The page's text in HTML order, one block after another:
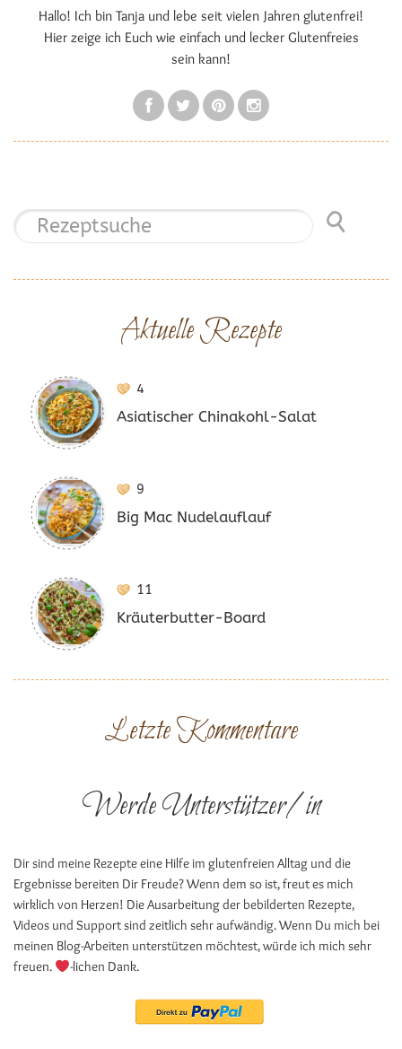
Hallo! Ich bin Tanja und lebe seit vielen Jahren glutenfrei!
Hier zeige ich Euch wie einfach und lecker Glutenfreies
sein kann!
Aktuelle Rezepte
4
Asiatischer Chinakohl-Salat
9
Big Mac Nudelauflauf
11
Kräuterbutter-Board
Letzte Kommentare
Werde Unterstützer/in
Dir sind meine Rezepte eine Hilfe im glutenfreien Alltag und die
Ergebnisse bereiten Dir Freude? Wenn dem so ist, freut es mich
wirklich von Herzen! Die Ausarbeitung der bebilderten Rezepte,
Videos und Support sind zeitlich sehr aufwändig. Wenn Du mich bei
meinen Blog-Arbeiten unterstützen möchtest, würde ich mich sehr
freuen.
-lichen Dank.